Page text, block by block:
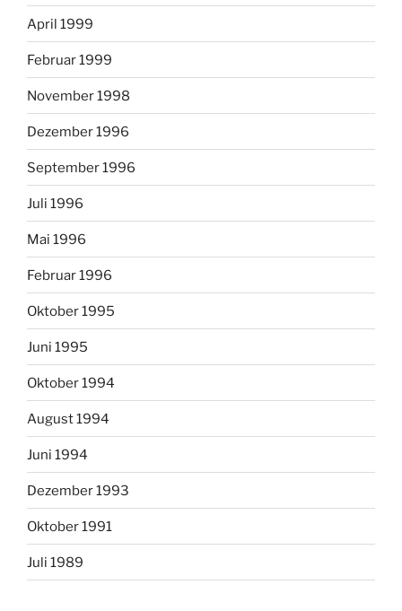
April 1999
Februar 1999
November 1998
Dezember 1996
September 1996
Juli 1996
Mai 1996
Februar 1996
Oktober 1995
Juni 1995
Oktober 1994
August 1994
Juni 1994
Dezember 1993
Oktober 1991
Juli 1989